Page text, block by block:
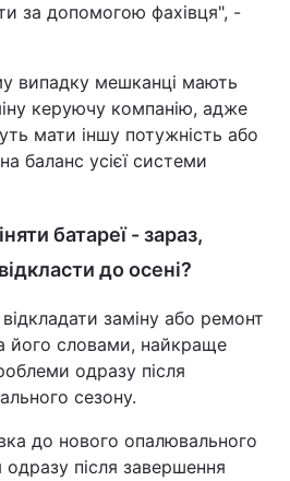
за допомогою фахівця", -
випадку мешканці мають
керуючу компанію, адже
мати іншу потужність або
баланс усієї системи
батареї - зараз,
до осені?
заміну або ремонт
його словами, найкраще
одразу після
сезону.
до нового опалювального
після завершення